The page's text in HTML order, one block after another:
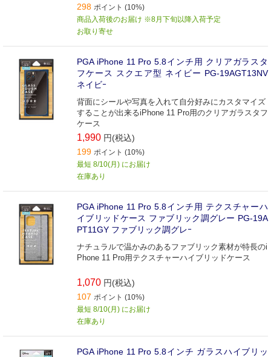
298 ポイント (10%)
商品入荷後のお届け ※8月下旬以降入荷予定
お取り寄せ
PGA iPhone 11 Pro 5.8インチ用 クリアガラスタ
フケース スクエア型 ネイビー PG-19AGT13NV
ネイビｰ
背面にシールや写真を入れて自分好みにカスタマイズ
することが出来るiPhone 11 Pro用のクリアガラスタフ
ケース
1,990 円(税込)
199 ポイント (10%)
最短 8/10(月) にお届け
在庫あり
PGA iPhone 11 Pro 5.8インチ用 テクスチャーハ
イブリッドケース ファブリック調グレー PG-19A
PT11GY ファブリック調グレｰ
ナチュラルで温かみのあるファブリック素材が特長のi
Phone 11 Pro用テクスチャーハイブリッドケース
1,070 円(税込)
107 ポイント (10%)
最短 8/10(月) にお届け
在庫あり
PGA iPhone 11 Pro 5.8インチ ガラスハイブリッ